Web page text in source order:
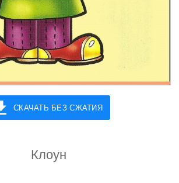
СКАЧАТЬ БЕЗ СЖАТИЯ
Клоун